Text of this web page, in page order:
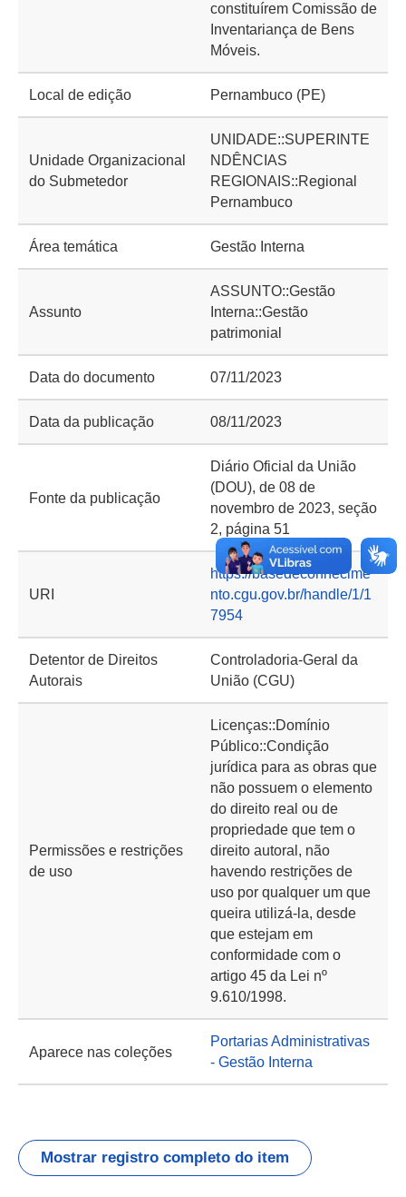
constituírem Comissão de
Inventariança de Bens
Móveis.
Local de edição Pernambuco (PE)
Unidade Organizacional
do Submetedor
UNIDADE::SUPERINTE
NDÊNCIAS
REGIONAIS::Regional
Pernambuco
Área temática Gestão Interna
Assunto
ASSUNTO::Gestão
Interna::Gestão
patrimonial
Data do documento 07/11/2023
Data da publicação 08/11/2023
Fonte da publicação
Diário Oficial da União
(DOU), de 08 de
novembro de 2023, seção
2, página 51
URI
https://basedeconhecime
nto.cgu.gov.br/handle/1/1
7954
Detentor de Direitos
Autorais
Controladoria-Geral da
União (CGU)
Permissões e restrições
de uso
Licenças::Domínio
Público::Condição
jurídica para as obras que
não possuem o elemento
do direito real ou de
propriedade que tem o
direito autoral, não
havendo restrições de
uso por qualquer um que
queira utilizá-la, desde
que estejam em
conformidade com o
artigo 45 da Lei nº
9.610/1998.
Aparece nas coleções
Portarias Administrativas
- Gestão Interna
Mostrar registro completo do item